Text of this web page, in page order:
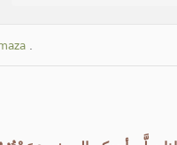
.